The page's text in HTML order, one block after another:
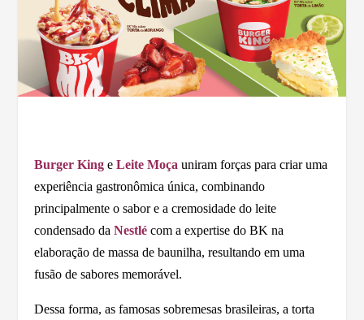
Burger King eLeite Moça uniram forças para criar uma
experiência gastronômica única, combinando
principalmente o sabor e a cremosidade do leite
condensado daNestlé com a expertise do BK na
elaboração de massa de baunilha, resultando em uma
fusão de sabores memorável.
Dessa forma, as famosas sobremesas brasileiras, a torta